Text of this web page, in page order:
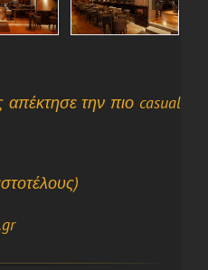
απέκτησε την πιο casual